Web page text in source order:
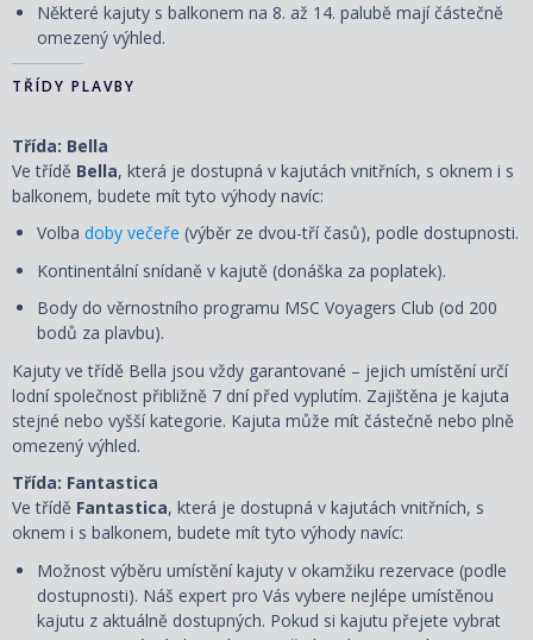
Některé kajuty s balkonem na 8. až 14. palubě mají částečně
omezený výhled.
TŘÍDY PLAVBY
Třída: Bella
Ve třídě Bella, která je dostupná v kajutách vnitřních, s oknem i s
balkonem, budete mít tyto výhody navíc:
Volba doby večeře (výběr ze dvou-tří časů), podle dostupnosti.
Kontinentální snídaně v kajutě (donáška za poplatek).
Body do věrnostního programu MSC Voyagers Club (od 200
bodů za plavbu).
Kajuty ve třídě Bella jsou vždy garantované – jejich umístění určí
lodní společnost přibližně 7 dní před vyplutím. Zajištěna je kajuta
stejné nebo vyšší kategorie. Kajuta může mít částečně nebo plně
omezený výhled.
Třída: Fantastica
Ve třídě Fantastica, která je dostupná v kajutách vnitřních, s
oknem i s balkonem, budete mít tyto výhody navíc:
Možnost výběru umístění kajuty v okamžiku rezervace (podle
dostupnosti). Náš expert pro Vás vybere nejlépe umístěnou
kajutu z aktuálně dostupných. Pokud si kajutu přejete vybrat